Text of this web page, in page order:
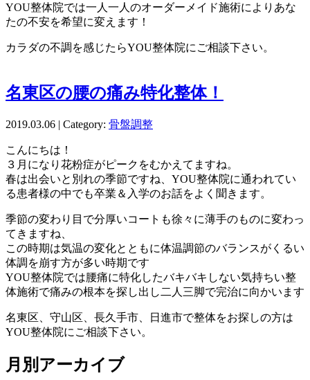
YOU整体院では一人一人のオーダーメイド施術によりあな
たの不安を希望に変えます！
カラダの不調を感じたらYOU整体院にご相談下さい。
名東区の腰の痛み特化整体！
2019.03.06 | Category: 骨盤調整
こんにちは！
３月になり花粉症がピークをむかえてますね。
春は出会いと別れの季節ですね、YOU整体院に通われてい
る患者様の中でも卒業＆入学のお話をよく聞きます。
季節の変わり目で分厚いコートも徐々に薄手のものに変わっ
てきますね、
この時期は気温の変化とともに体温調節のバランスがくるい
体調を崩す方が多い時期です
YOU整体院では腰痛に特化したバキバキしない気持ちい整
体施術で痛みの根本を探し出し二人三脚で完治に向かいます
名東区、守山区、長久手市、日進市で整体をお探しの方は
YOU整体院にご相談下さい。
月別アーカイブ